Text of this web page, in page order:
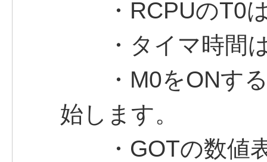
・RCPUのT0は
・タイマ時間は
・M0をONする
始します。
・GOTの数値表